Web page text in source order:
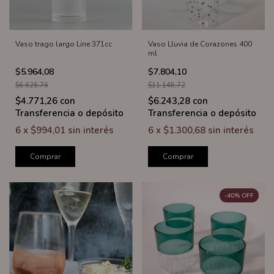
Vaso trago largo Line 371cc
$5.964,08
$6.626,76
$4.771,26 con
Transferencia o depósito
6 x $994,01 sin interés
Comprar
Vaso Lluvia de Corazones 400
ml
$7.804,10
$11.148,72
$6.243,28 con
Transferencia o depósito
6 x $1.300,68 sin interés
Comprar
-40% OFF